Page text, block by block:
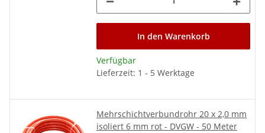
In den Warenkorb
Verfügbar
Lieferzeit: 1 - 5 Werktage
Mehrschichtverbundrohr 20 x 2,0 mm
isoliert 6 mm rot - DVGW - 50 Meter